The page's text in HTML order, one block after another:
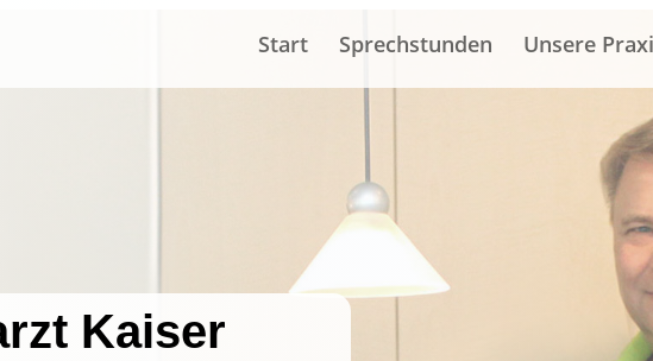
Start Sprechstunden Unsere
Kaiser